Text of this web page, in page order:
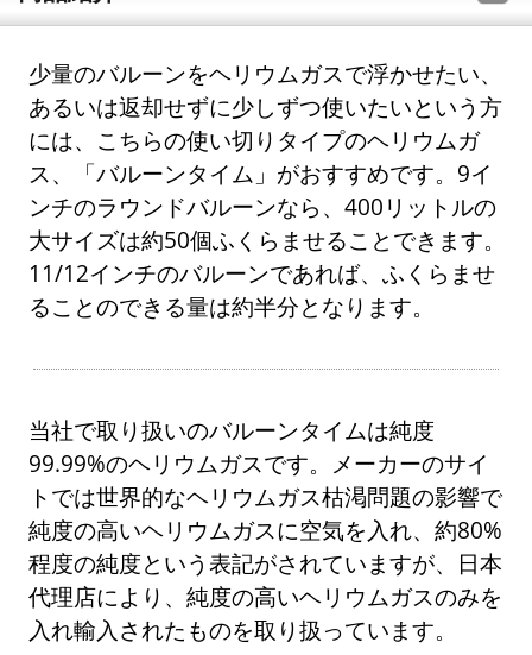
少量のバルーンをヘリウムガスで浮かせたい、
あるいは返却せずに少しずつ使いたいという方
には、こちらの使い切りタイプのヘリウムガ
ス、「バルーンタイム」がおすすめです。9イ
ンチのラウンドバルーンなら、400リットルの
大サイズは約50個ふくらませることできます。
11/12インチのバルーンであれば、ふくらませ
ることのできる量は約半分となります。
当社で取り扱いのバルーンタイムは純度
99.99%のヘリウムガスです。メーカーのサイ
トでは世界的なヘリウムガス枯渇問題の影響で
純度の高いヘリウムガスに空気を入れ、約80%
程度の純度という表記がされていますが、日本
代理店により、純度の高いヘリウムガスのみを
入れ輸入されたものを取り扱っています。